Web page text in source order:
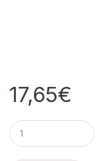
17,65€
Q
u
a